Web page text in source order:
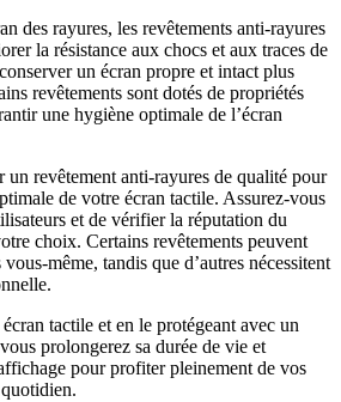
des rayures, les revêtements anti-rayures
la résistance aux chocs et aux traces de
un écran propre et intact plus
revêtements sont dotés de propriétés
une hygiène optimale de l’écran
revêtement anti-rayures de qualité pour
de votre écran tactile. Assurez-vous
et de vérifier la réputation du
choix. Certains revêtements peuvent
même, tandis que d’autres nécessitent
tactile et en le protégeant avec un
prolongerez sa durée de vie et
pour profiter pleinement de vos